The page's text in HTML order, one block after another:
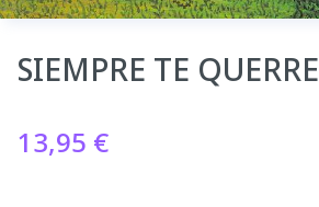
SIEMPRE TE QUERRE
13,95 €